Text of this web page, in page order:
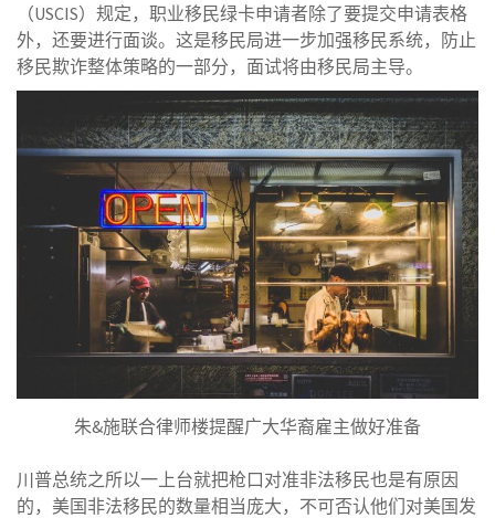
（USCIS）规定，职业移民绿卡申请者除了要提交申请表格
外，还要进行面谈。这是移民局进一步加强移民系统，防止
移民欺诈整体策略的一部分，面试将由移民局主导。
朱&施联合律师楼提醒广大华裔雇主做好准备
川普总统之所以一上台就把枪口对准非法移民也是有原因
的，美国非法移民的数量相当庞大，不可否认他们对美国发